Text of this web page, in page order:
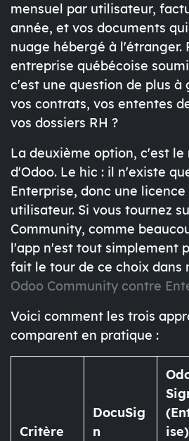
mensuel par utilisateur,
année, et vos documents
nuage hébergé à l'étranger.
entreprise québécoise
c'est une question de plus à
vos contrats, vos ententes
vos dossiers RH ?
La deuxième option, c'est le
d'Odoo. Le hic : il n'existe
Enterprise, donc une
utilisateur. Si vous tournez
Community, comme
l'app n'est tout simplement
fait le tour de ce choix dans
Odoo Community contre
Voici comment les trois
comparent en pratique :
Critère
DocuSig
n
ise)